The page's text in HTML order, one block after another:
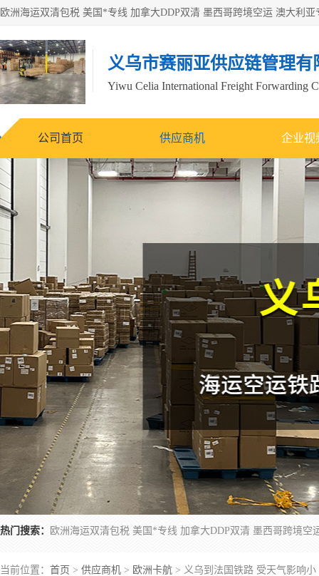
义乌市赛丽亚供应链管理有
Yiwu Celia International Freight Forwarding
公司首页 供应商机 企业视
热门搜索：
当前位置： 首页 > 供应商机 > 欧洲卡航 > 义乌到法国铁路 受天气影响小